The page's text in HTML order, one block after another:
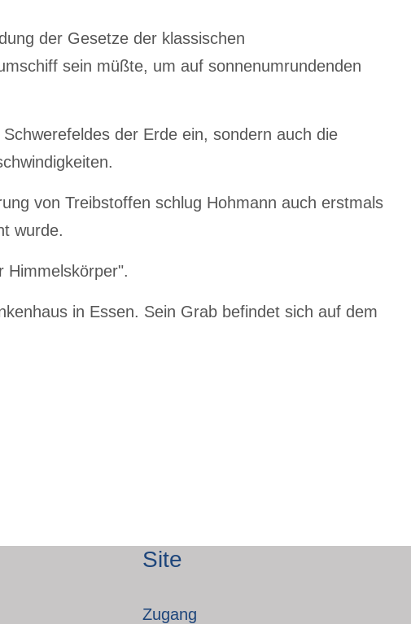
der Gesetze der klassischen
sein müßte, um auf sonnenumrundenden
der Erde ein, sondern auch die
von Treibstoffen schlug Hohmann auch erstmals
wurde.
Himmelskörper".
in Essen. Sein Grab befindet sich auf dem
Site
Zugang